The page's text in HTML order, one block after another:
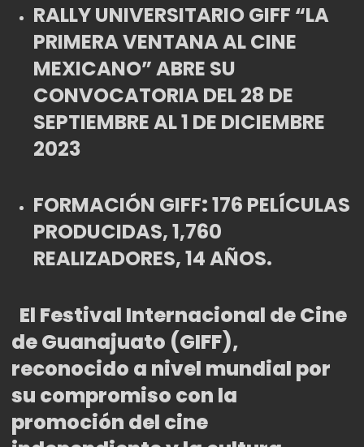
RALLY UNIVERSITARIO GIFF “LA
PRIMERA VENTANA AL CINE
MEXICANO” ABRE SU
CONVOCATORIA DEL 28 DE
SEPTIEMBRE AL 1 DE DICIEMBRE
2023
FORMACIÓN GIFF:176 PELÍCULAS
PRODUCIDAS, 1,760
REALIZADORES, 14 AÑOS.
El Festival Internacional de Cine
de Guanajuato (GIFF),
reconocido a nivel mundial por
su compromiso con la
promoción del cine